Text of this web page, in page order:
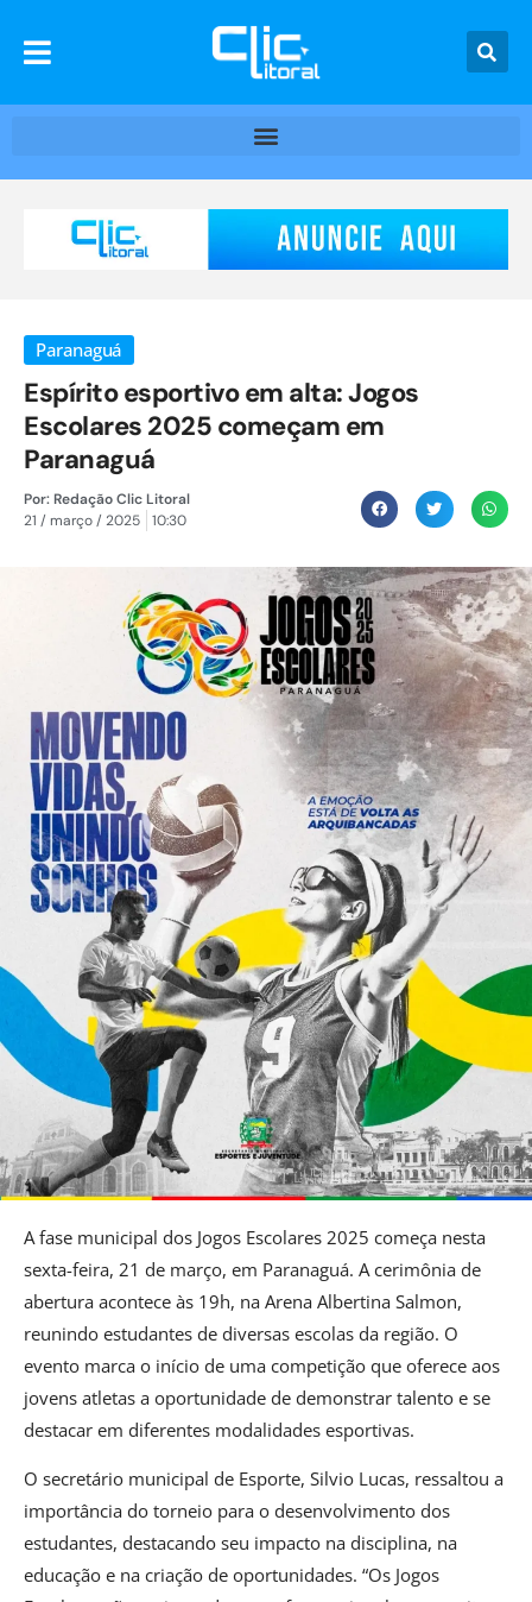
Paranaguá
Espírito esportivo em alta: Jogos
Escolares 2025 começam em
Paranaguá
Por:Redação Clic Litoral
21 / março / 2025
10:30
A fase municipal dos Jogos Escolares 2025 começa nesta
sexta-feira, 21 de março, em Paranaguá. A cerimônia de
abertura acontece às 19h, na Arena Albertina Salmon,
reunindo estudantes de diversas escolas da região. O
evento marca o início de uma competição que oferece aos
jovens atletas a oportunidade de demonstrar talento e se
destacar em diferentes modalidades esportivas.
O secretário municipal de Esporte, Silvio Lucas, ressaltou a
importância do torneio para o desenvolvimento dos
estudantes, destacando seu impacto na disciplina, na
educação e na criação de oportunidades. “Os Jogos